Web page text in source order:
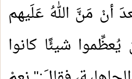
أنْ مَنَّ اللهُ عَلَيهم
يُعظِّموا شيئًا كانوا